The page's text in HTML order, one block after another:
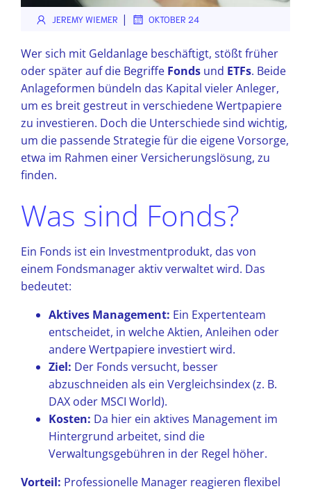
JEREMY WIEMER | OKTOBER 24
Wer sich mit Geldanlage beschäftigt, stößt früher
oder später auf die Begriffe Fonds und ETFs. Beide
Anlageformen bündeln das Kapital vieler Anleger,
um es breit gestreut in verschiedene Wertpapiere
zu investieren. Doch die Unterschiede sind wichtig,
um die passende Strategie für die eigene Vorsorge,
etwa im Rahmen einer Versicherungslösung, zu
finden.
Was sind Fonds?
Ein Fonds ist ein Investmentprodukt, das von
einem Fondsmanager aktiv verwaltet wird. Das
bedeutet:
Aktives Management: Ein Expertenteam
entscheidet, in welche Aktien, Anleihen oder
andere Wertpapiere investiert wird.
Ziel: Der Fonds versucht, besser
abzuschneiden als ein Vergleichsindex (z. B.
DAX oder MSCI World).
Kosten: Da hier ein aktives Management im
Hintergrund arbeitet, sind die
Verwaltungsgebühren in der Regel höher.
Vorteil: Professionelle Manager reagieren flexibel